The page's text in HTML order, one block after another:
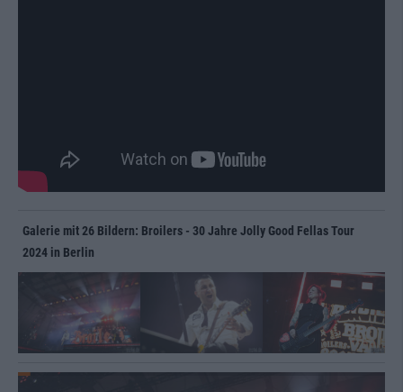
Galerie mit 26 Bildern: Broilers - 30 Jahre Jolly Good Fellas Tour
2024 in Berlin